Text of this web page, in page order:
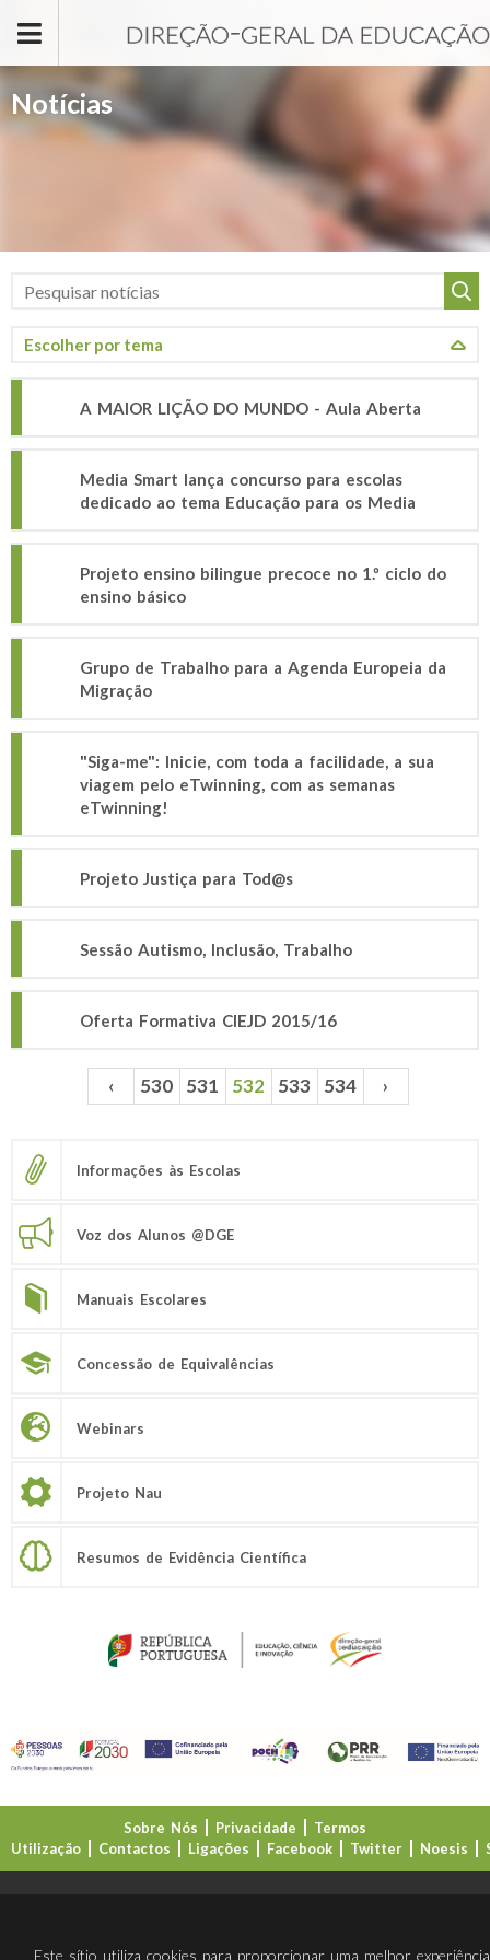
Notícias
A MAIOR LIÇÃO DO MUNDO - Aula Aberta
Media Smart lança concurso para escolas
dedicado ao tema Educação para os Media
Projeto ensino bilingue precoce no 1.º ciclo do
ensino básico
Grupo de Trabalho para a Agenda Europeia da
Migração
"Siga-me": Inicie, com toda a facilidade, a sua
viagem pelo eTwinning, com as semanas
eTwinning!
Projeto Justiça para Tod@s
Sessão Autismo, Inclusão, Trabalho
Oferta Formativa CIEJD 2015/16
Páginas ‹ 530 531 532 533 534 ›
Informações às Escolas
Voz dos Alunos @DGE
Manuais Escolares
Concessão de Equivalências
Webinars
Projeto Nau
Resumos de Evidência Científica
Sobre Nós Privacidade
Termos
Utilização
Contactos Ligações Facebook Twitter Noesis
Este sítio utiliza cookies para proporcionar uma melhor